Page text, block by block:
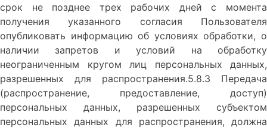
срок не позднее трех рабочих дней с момента
получения указанного согласия Пользователя
опубликовать информацию об условиях обработки, о
наличии запретов и условий на обработку
неограниченным кругом лиц персональных данных,
разрешенных для распространения.5.8.3 Передача
(распространение, предоставление, доступ)
персональных данных, разрешенных субъектом
персональных данных для распространения, должна